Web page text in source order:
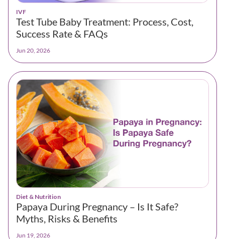
IVF
Test Tube Baby Treatment: Process, Cost,
Success Rate & FAQs
Jun 20, 2026
Diet & Nutrition
Papaya During Pregnancy – Is It Safe?
Myths, Risks & Benefits
Jun 19, 2026